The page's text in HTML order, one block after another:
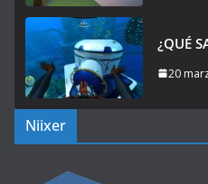
¿QUÉ
20
Niixer